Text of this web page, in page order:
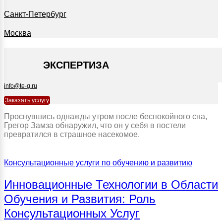
Санкт-Петербург
Москва
ЭКСПЕРТИЗА
info@te-g.ru
Заказать услугу
Проснувшись однажды утром после беспокойного сна,
Грегор Замза обнаружил, что он у себя в постели
превратился в страшное насекомое.
Консультационные услуги по обучению и развитию
Инновационные Технологии в Области
Обучения и Развития: Роль
Консультационных Услуг